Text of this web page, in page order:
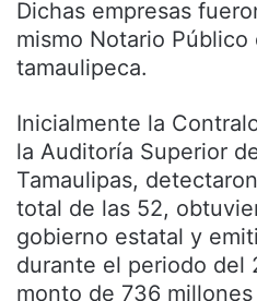
Dichas empresas
mismo Notario Público
tamaulipeca.
Inicialmente la
la Auditoría Superior
Tamaulipas,
total de las 52,
gobierno estatal y
durante el periodo del
monto de 736